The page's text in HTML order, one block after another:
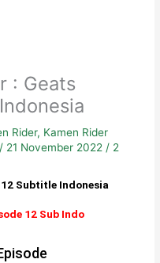
: Geats
Rider, Kamen Rider
/ 21 November 2022/ 2
Subtitle Indonesia
12 Sub Indo